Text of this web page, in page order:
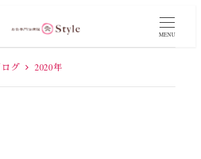
MENU
ログ 2020年